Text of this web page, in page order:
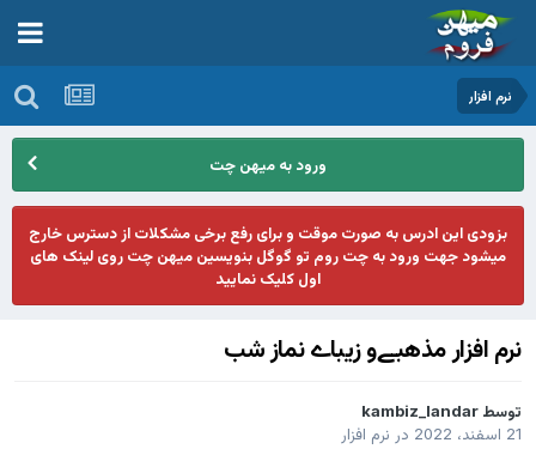
نرم افزار
ورود به میهن چت
بزودی این ادرس به صورت موقت و برای رفع برخی مشکلات از دسترس خارج
میشود جهت ورود به چت روم تو گوگل بنویسین میهن چت روی لینک های
اول کلیک نمایید
نرم افزار مذهبےو زیباے نماز شب
توسط kambiz_landar
21 اسفند، 2022
در نرم افزار